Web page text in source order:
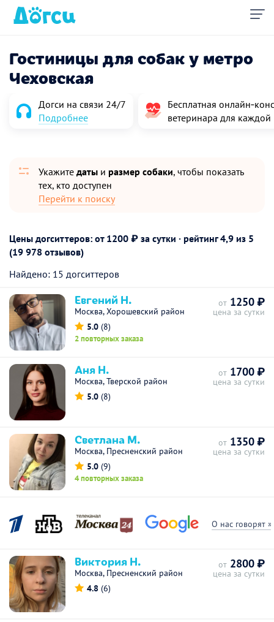
Гостиницы для собак у метро
Чеховская
Догси на связи 24/7
Подробнее
Бесплатная
ветеринара для
Укажите даты и размер собаки, чтобы показать
тех, кто доступен
Перейти к поиску
Цены догситтеров: от 1200 ₽ за сутки · рейтинг4,9 из 5
(19 978 отзывов)
Найдено: 15 догситтеров
Евгений Н.
Москва, Хорошевский район
5.0 (8)
2 повторных заказа
от 1250 ₽
цена за сутки
Аня Н.
Москва, Тверской район
5.0 (8)
от 1700 ₽
цена за сутки
Светлана М.
Москва, Пресненский район
5.0 (9)
4 повторных заказа
от 1350 ₽
цена за сутки
О нас говорят »
Виктория Н.
Москва, Пресненский район
4.8 (6)
от 2800 ₽
цена за сутки